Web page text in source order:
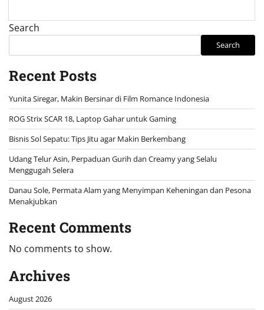
Search
Search
Recent Posts
Yunita Siregar, Makin Bersinar di Film Romance Indonesia
ROG Strix SCAR 18, Laptop Gahar untuk Gaming
Bisnis Sol Sepatu: Tips Jitu agar Makin Berkembang
Udang Telur Asin, Perpaduan Gurih dan Creamy yang Selalu
Menggugah Selera
Danau Sole, Permata Alam yang Menyimpan Keheningan dan Pesona
Menakjubkan
Recent Comments
No comments to show.
Archives
August 2026